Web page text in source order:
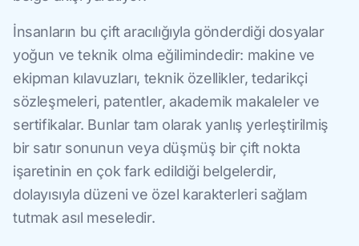
İnsanların bu çift aracılığıyla gönderdiği dosyalar
yoğun ve teknik olma eğilimindedir: makine ve
ekipman kılavuzları, teknik özellikler, tedarikçi
sözleşmeleri, patentler, akademik makaleler ve
sertifikalar. Bunlar tam olarak yanlış yerleştirilmiş
bir satır sonunun veya düşmüş bir çift nokta
işaretinin en çok fark edildiği belgelerdir,
dolayısıyla düzeni ve özel karakterleri sağlam
tutmak asıl meseledir.